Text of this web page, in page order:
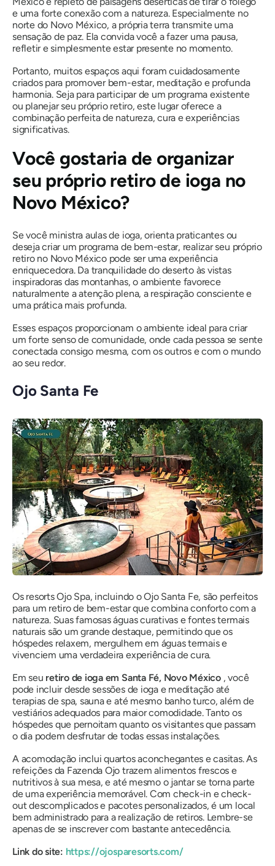
e uma forte conexão com a natureza. Especialmente no
norte do Novo México, a própria terra transmite uma
sensação de paz. Ela convida você a fazer uma pausa,
refletir e simplesmente estar presente no momento.
Portanto, muitos espaços aqui foram cuidadosamente
criados para promover bem-estar, meditação e profunda
harmonia. Seja para participar de um programa existente
ou planejar seu próprio retiro, este lugar oferece a
combinação perfeita de natureza, cura e experiências
significativas.
Você gostaria de organizar
seu próprio retiro de ioga no
Novo México?
Se você ministra aulas de ioga, orienta praticantes ou
deseja criar um programa de bem-estar, realizar seu próprio
retiro no Novo México pode ser uma experiência
enriquecedora. Da tranquilidade do deserto às vistas
inspiradoras das montanhas, o ambiente favorece
naturalmente a atenção plena, a respiração consciente e
uma prática mais profunda.
Esses espaços proporcionam o ambiente ideal para criar
um forte senso de comunidade, onde cada pessoa se sente
conectada consigo mesma, com os outros e com o mundo
ao seu redor.
Ojo Santa Fe
Os resorts Ojo Spa, incluindo o Ojo Santa Fe, são perfeitos
para um retiro de bem-estar que combina conforto com a
natureza. Suas famosas águas curativas e fontes termais
naturais são um grande destaque, permitindo que os
hóspedes relaxem, mergulhem em águas termais e
vivenciem uma verdadeira experiência de cura.
Em seu retiro de ioga em Santa Fé, Novo México, você
pode incluir desde sessões de ioga e meditação até
terapias de spa, sauna e até mesmo banho turco, além de
vestiários adequados para maior comodidade. Tanto os
hóspedes que pernoitam quanto os visitantes que passam
o dia podem desfrutar de todas essas instalações.
A acomodação inclui quartos aconchegantes e casitas. As
refeições da Fazenda Ojo trazem alimentos frescos e
nutritivos à sua mesa, e até mesmo o jantar se torna parte
de uma experiência memorável. Com check-in e check-
out descomplicados e pacotes personalizados, é um local
bem administrado para a realização de retiros. Lembre-se
apenas de se inscrever com bastante antecedência.
Link do site: https://ojosparesorts.com/